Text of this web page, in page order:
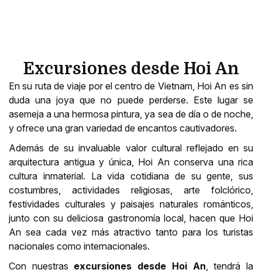
​Excursiones desde Hoi An
En su ruta de viaje por el centro de Vietnam, Hoi An es sin
duda una joya que no puede perderse. Este lugar se
asemeja a una hermosa pintura, ya sea de día o de noche,
y ofrece una gran variedad de encantos cautivadores.
Además de su invaluable valor cultural reflejado en su
arquitectura antigua y única, Hoi An conserva una rica
cultura inmaterial. La vida cotidiana de su gente, sus
costumbres, actividades religiosas, arte folclórico,
festividades culturales y paisajes naturales románticos,
junto con su deliciosa gastronomía local, hacen que Hoi
An sea cada vez más atractivo tanto para los turistas
nacionales como internacionales.
Con nuestras excursiones desde Hoi An, tendrá la